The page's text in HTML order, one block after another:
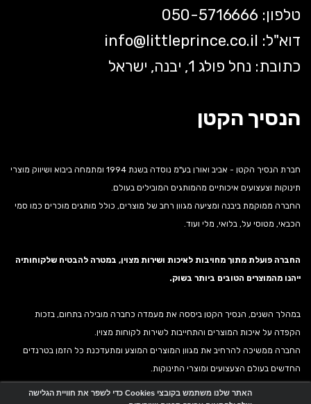
טלפון: 050-5 716666
דוא"ל:
info@littleprince.co.il
כתובת: נחל פולג 1, יבנה, ישראל
הנסיך הקטן
חברת הנסיך הקטן - אביב ואורן בע"מ נוסדה בשנת 1994 ומתמחה ביבוא ושיווק מוצרי
תינוקות וצעצועים איכותיים מהמותגים המובילים בעולם.
החברה ממוקמת ביבנה ומציעה מגוון רחב של מוצרים, כולל מותגים מוכרים כמו סמי
הכבאי, מטוסי על, בלואי, מלי ועוד.
החברה פועלת מתוך מחויבות לאיכות ושירות מצוין, במטרה להבטיח שלקוחותיה
ייהנו מהמוצרים הטובים ביותר בשוק.
במהלך השנים, הנסיך הקטן ביססה את מעמדה כחברה מובילה בתחום, בזכות
הקפדה על איכות המוצרים והתחייבות לשירות לקוחות מצוין.
החברה ממשיכה להרחיב את מגוון המוצרים המוצע ומתעדכנת כל הזמן בטרנדים
החדשים בעולם הצעצועים ומוצרי התינוקות.
האתר שלנו משתמש בקובצי Cookies כדי לשפר את חוויית הגלישה